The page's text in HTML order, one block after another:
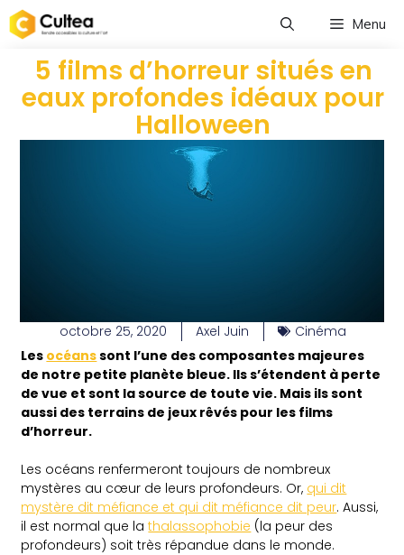
Menu
5 films d’horreur situés en
eaux profondes idéaux pour
Halloween
octobre 25, 2020 Axel Juin
Cinéma
Les océanssont l’une des composantes majeures
de notre petite planète bleue. Ils s’étendent à perte
de vue et sont la source de toute vie. Mais ils sont
aussi des terrains de jeux rêvés pour les films
d’horreur.
Les océans renfermeront toujours de nombreux
mystères au cœur de leurs profondeurs. Or, qui dit
mystère dit méfiance et qui dit méfiance dit peur. Aussi,
il est normal que lathalassophobie (la peur des
profondeurs) soit très répandue dans le monde.